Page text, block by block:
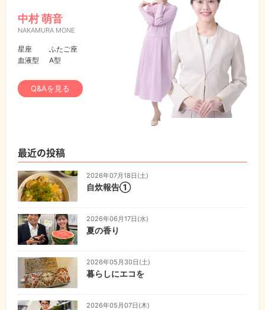
中村 萌音
NAKAMURA MONE
星座
ふたご座
血液型
A型
Q&Aを見る
最近の投稿
2026年07月18日(土)
自炊報告①
2026年06月17日(水)
夏の香り
2026年05月30日(土)
暮らしにエコを
2026年05月07日(木)